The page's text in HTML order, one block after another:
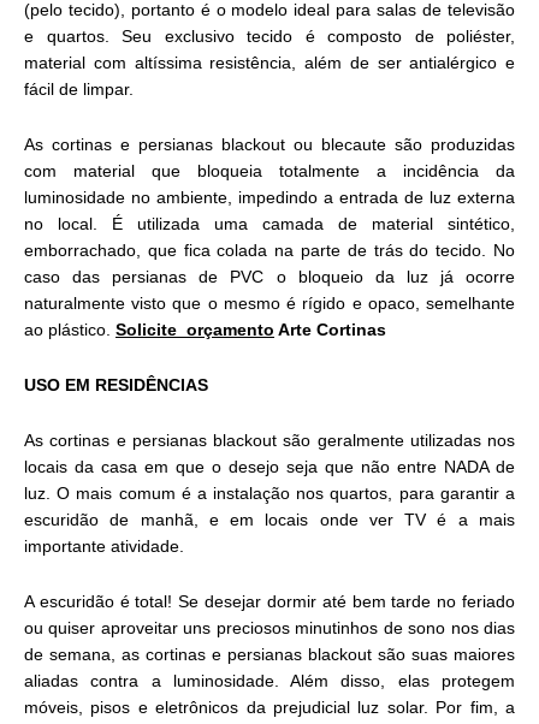
(pelo tecido), portanto é o modelo ideal para salas de televisão
e quartos. Seu exclusivo tecido é composto de poliéster,
material com altíssima resistência, além de ser antialérgico e
fácil de limpar.
As cortinas e persianas blackout ou blecaute são produzidas
com material que bloqueia totalmente a incidência da
luminosidade no ambiente, impedindo a entrada de luz externa
no local. É utilizada uma camada de material sintético,
emborrachado, que fica colada na parte de trás do tecido. No
caso das persianas de PVC o bloqueio da luz já ocorre
naturalmente visto que o mesmo é rígido e opaco, semelhante
ao plástico. Solicite orçamento Arte Cortinas
USO EM RESIDÊNCIAS
As cortinas e persianas blackout são geralmente utilizadas nos
locais da casa em que o desejo seja que não entre NADA de
luz. O mais comum é a instalação nos quartos, para garantir a
escuridão de manhã, e em locais onde ver TV é a mais
importante atividade.
A escuridão é total! Se desejar dormir até bem tarde no feriado
ou quiser aproveitar uns preciosos minutinhos de sono nos dias
de semana, as cortinas e persianas blackout são suas maiores
aliadas contra a luminosidade. Além disso, elas protegem
móveis, pisos e eletrônicos da prejudicial luz solar. Por fim, a